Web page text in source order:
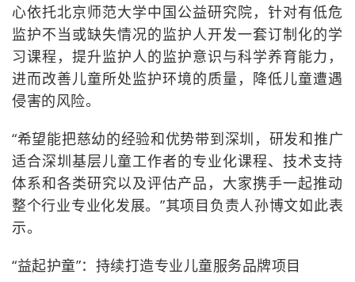
心依托北京师范大学中国公益研究院，针对有低危
监护不当或缺失情况的监护人开发一套订制化的学
习课程，提升监护人的监护意识与科学养育能力，
进而改善儿童所处监护环境的质量，降低儿童遭遇
侵害的风险。
“希望能把慈幼的经验和优势带到深圳，研发和推广
适合深圳基层儿童工作者的专业化课程、技术支持
体系和各类研究以及评估产品，大家携手一起推动
整个行业专业化发展。”其项目负责人孙博文如此表
示。
“益起护童”：持续打造专业儿童服务品牌项目